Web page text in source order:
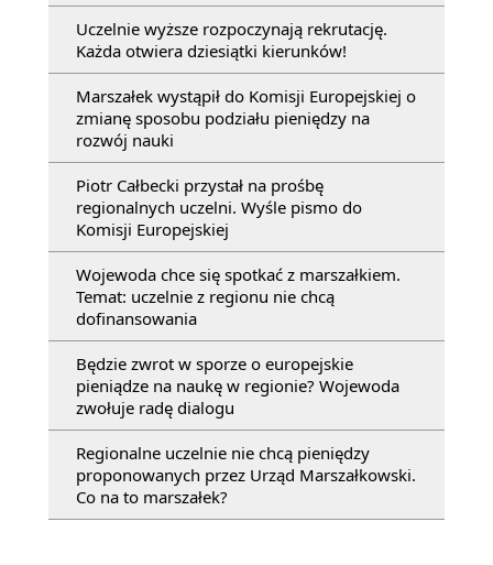
Uczelnie wyższe rozpoczynają rekrutację.
Każda otwiera dziesiątki kierunków!
Marszałek wystąpił do Komisji Europejskiej o
zmianę sposobu podziału pieniędzy na
rozwój nauki
Piotr Całbecki przystał na prośbę
regionalnych uczelni. Wyśle pismo do
Komisji Europejskiej
Wojewoda chce się spotkać z marszałkiem.
Temat: uczelnie z regionu nie chcą
dofinansowania
Będzie zwrot w sporze o europejskie
pieniądze na naukę w regionie? Wojewoda
zwołuje radę dialogu
Regionalne uczelnie nie chcą pieniędzy
proponowanych przez Urząd Marszałkowski.
Co na to marszałek?